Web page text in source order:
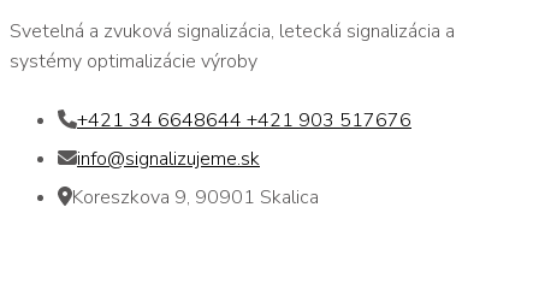
Svetelná a zvuková signalizácia, letecká signalizácia a
systémy optimalizácie výroby
+421 34 6648644 +421 903 517676
info@signalizujeme.sk
Koreszkova 9, 90901 Skalica